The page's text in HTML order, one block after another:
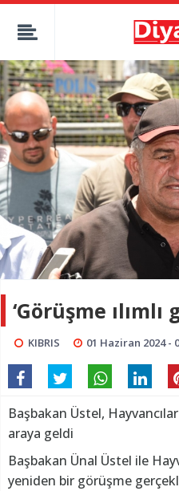
‘Görüşme ılımlı
KIBRIS 01 Haziran 2024 -
Başbakan Üstel,
araya geldi
Başbakan Ünal Üstel ile
yeniden bir görüşme